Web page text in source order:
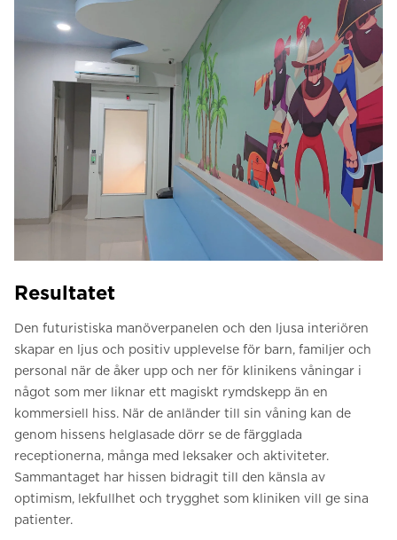
Resultatet
Den futuristiska manöverpanelen och den ljusa interiören
skapar en ljus och positiv upplevelse för barn, familjer och
personal när de åker upp och ner för klinikens våningar i
något som mer liknar ett magiskt rymdskepp än en
kommersiell hiss. När de anländer till sin våning kan de
genom hissens helglasade dörr se de färgglada
receptionerna, många med leksaker och aktiviteter.
Sammantaget har hissen bidragit till den känsla av
optimism, lekfullhet och trygghet som kliniken vill ge sina
patienter.